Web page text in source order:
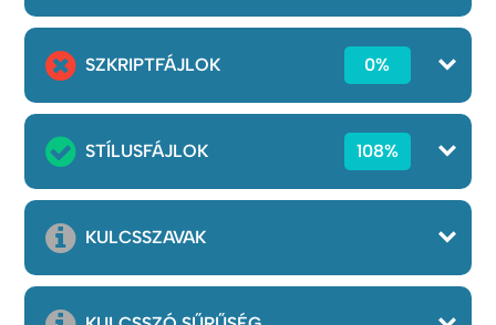
SZKRIPTFÁJLOK 0%
STÍLUSFÁJLOK 108%
KULCSSZAVAK